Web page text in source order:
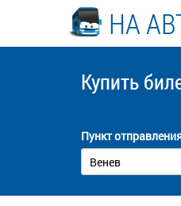
НА
Купить
Пункт